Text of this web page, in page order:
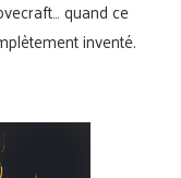
quand ce
inventé.